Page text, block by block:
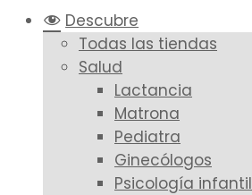
Descubre
Todas las tiendas
Salud
Lactancia
Matrona
Pediatra
Ginecólogos
Psicología infantil